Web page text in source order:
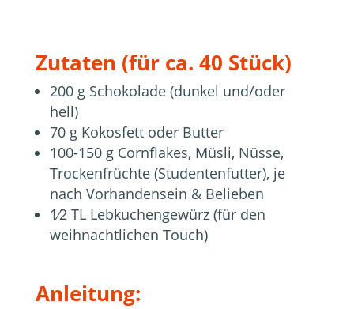
Zutaten (für ca. 40 Stück)
200 g Schokolade (dunkel und/oder
hell)
70 g Kokosfett oder Butter
100-150 g Cornflakes, Müsli, Nüsse,
Trockenfrüchte (Studentenfutter), je
nach Vorhandensein & Belieben
1⁄2 TL Lebkuchengewürz (für den
weihnachtlichen Touch)
Anleitung: